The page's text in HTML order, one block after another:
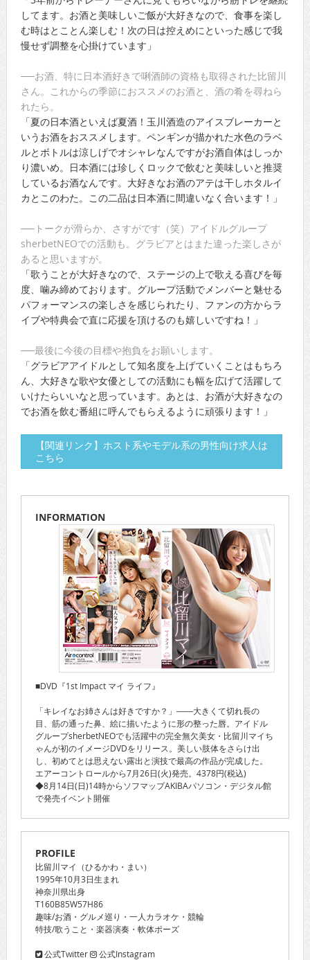
してます。お酒と美味しいご飯が大好きなので、食事を楽し
む時はとことん楽しむ！次の日は控えめにといった感じで我
慢せず調整を心掛けています」
──お酒、特に日本酒好きで唎酒師の資格も取得された比留川
さん。これからの季節におススメのお酒と、酒の肴を尋ねら
れたら。
「夏の日本酒といえば夏酒！玉川酒造のアイスブレーカーと
いうお酒をおススメします。ペンギンが描かれた水色のラベ
ルとボトルは涼しげでオシャレなんですがお酒自体はしっか
り濃いめ。日本酒には珍しくロックで飲むと美味しいと推奨
しているお酒なんです。大好きなお酒のアテは干しホタルイ
カとこのわた。この二品は日本酒に間違いなく合います！」
──トークが滑らか、さすがです（笑）アイドルグループ
sherbetNEOでの活動も。グラビアとはまた違った楽しさが
あると思いますが。
「歌うことが大好きなので、ステージの上で歌える喜びを毎
度、噛み締めております。グループ活動でメンバーと魅せる
パフォーマンスの楽しさを感じられたり、ファンの方からラ
イブや特典会で直に応援を頂けるのも嬉しいですね！」
──最後に今後の目標や抱負をお願いします。
「グラビアアイドルとして知名度を上げていくことはもちろ
ん、大好きな歌や女優としての活動にも幅を広げて活躍して
いけたらいいなと思っています。あとは、お酒が大好きなの
でお酒を飲む番組に呼んでもらえるように頑張ります！」
【関連リンク】ホスト系やモデル系の男性向け求人は
こちら
INFORMATION
■DVD『1st Impact マイ ライフ』
「キレイなお姉さんは好きですか？」――大きくて切れ長の
目、筋の通った鼻、絵に描いたように形の整った唇。アイドル
グループsherbetNEOでも活躍中の完全無欠美女・比留川マイち
ゃんが初のイメージDVDをリリース。美しい肢体をさらけ出
し、初めてとは思えない露出と演技で最高の作品が完成した。
エアーコントロールから7月26日(火)発売。4378円(税込)
◆8月14日(日)14時からソフマップAKIBAパソコン・デジタル館
で発売イベント開催
PROFILE
比留川マイ（ひるかわ・まい）
1995年10月3日生まれ
神奈川県出身
T160B85W57H86
趣味/お酒・グルメ巡り・一人カラオケ・競輪
特技/歌うこと・楽器演奏・軟体ポーズ
公式Twitter 公式Instagram